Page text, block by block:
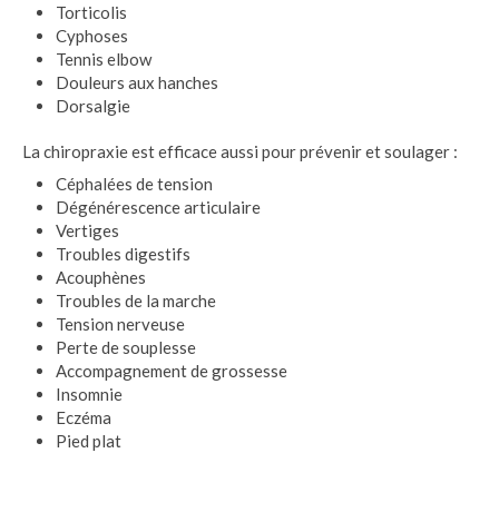
Torticolis
Cyphoses
Tennis elbow
Douleurs aux hanches
Dorsalgie
La chiropraxie est efficace aussi pour prévenir et soulager :
Céphalées de tension
Dégénérescence articulaire
Vertiges
Troubles digestifs
Acouphènes
Troubles de la marche
Tension nerveuse
Perte de souplesse
Accompagnement de grossesse
Insomnie
Eczéma
Pied plat